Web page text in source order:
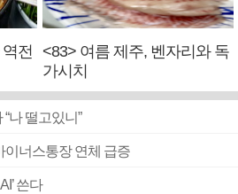
전
<83> 여름 제주, 벤자리와 독
가시치
나 떨고있니”
이너스통장 연체 급증
쓴다